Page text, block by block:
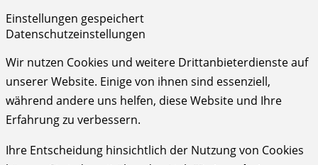
Einstellungen gespeichert
Datenschutzeinstellungen
Wir nutzen Cookies und weitere Drittanbieterdienste auf
unserer Website. Einige von ihnen sind essenziell,
während andere uns helfen, diese Website und Ihre
Erfahrung zu verbessern.
Ihre Entscheidung hinsichtlich der Nutzung von Cookies